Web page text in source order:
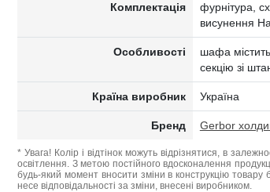
Комплектація
фурнітура,
висунення
Особливості
шафа
секцію зі
Країна виробник Україна
Бренд Gerbor
* Увага! Колір і відтінок можуть відрізнятися, в
освітлення. З метою постійного вдосконалення
будь-який момент вносити зміни в конструкцію
несе відповідальності за зміни, внесені виробником.